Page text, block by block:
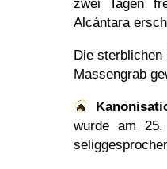
zwei Tagen
Alcántara
Die
Massengrab
wurde am